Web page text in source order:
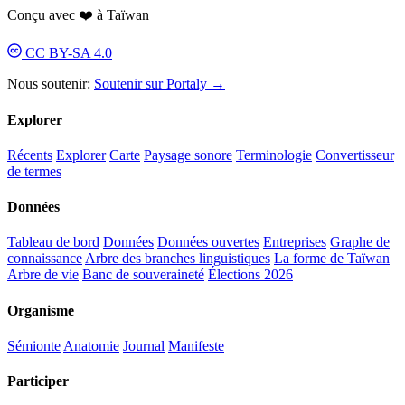
Conçu avec ❤️ à Taïwan
CC BY-SA 4.0
Nous soutenir: Soutenir sur Portaly →
Explorer
Récents Explorer Carte Paysage sonore Terminologie Convertisseur
de termes
Données
Tableau de bord Données Données ouvertes Entreprises Graphe de
connaissance Arbre des branches linguistiques La forme de Taïwan
Arbre de vie Banc de souveraineté Élections 2026
Organisme
Sémionte Anatomie Journal Manifeste
Participer